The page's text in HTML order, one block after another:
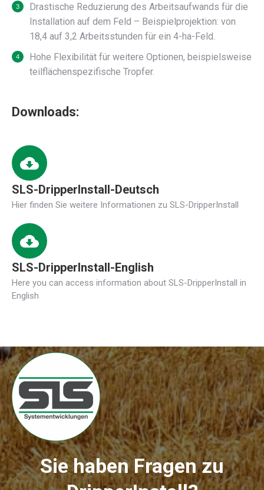
Drastische Reduzierung des Arbeitsaufwands für die
Installation auf dem Feld – Beispielprojektion: von
18,4 auf 3,2 Arbeitsstunden für ein 4-ha-Feld.
Hohe Flexibilität für weitere Optionen, beispielsweise
teilflächenspezifische Tropfer.
Downloads:
SLS-DripperInstall-Deutsch
Hier finden Sie weitere Informationen zu SLS-DripperInstall
SLS-DripperInstall-English
Here you can access information about SLS-DripperInstall in
English
Sie haben Fragen zu